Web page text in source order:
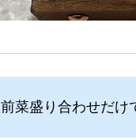
前菜盛り合わせだけ